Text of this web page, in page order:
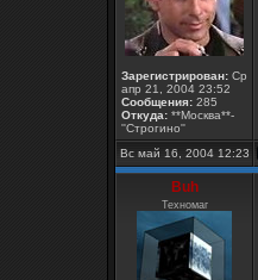
Зарегистрирован: Ср
апр 21, 2004 23:52
Сообщения: 285
Откуда: **Москва**-
''Строгино''
Вс май 16, 2004 12:23
Buh
Техномаг